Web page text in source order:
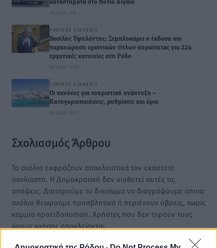
καταστήματα στο Νότιο Αιγαίο
08.08.26 · 11:15
ΤΟΠΙΚΈΣ ΕΙΔΉΣΕΙΣ
Βασίλης Υψηλάντης: Ξεμπλοκάρει η έκδοση και
παραχώρηση οριστικών τίτλων κυριότητας για 224
εργατικές κατοικίες στη Ρόδο
08.08.26 · 10:55
ΤΟΠΙΚΈΣ ΕΙΔΉΣΕΙΣ
Οι κανόνες για τουριστική ανάπτυξη –
Κατηγοριοποιήσεις, ρυθμίσεις και όρια
08.08.26 · 09:11
Σχολιασμός Άρθρου
Τα σχόλια εκφράζουν αποκλειστικά τον εκάστοτε
σχολιαστή. Η Δημοκρατική δεν υιοθετεί αυτές τις
απόψεις. Διατηρούμε το δικαίωμα να διαγράψουμε όποια
σχόλια θεωρούμε προσβλητικά ή περιέχουν ύβρεις, χωρίς
καμμία προειδοποίηση. Χρήστες που δεν τηρούν τους
όρους χρήσης αποκλείονται.